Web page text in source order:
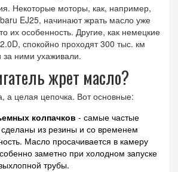
Некоторые моторы, как, например,
EJ25, начинают жрать масло уже
их особенность. Другие, как немецкие
спокойно проходят 300 тыс. км
ними ухаживали.
жрет масло?
а целая цепочка. Вот основные:
колпачков - самые частые
из резины и со временем
Масло просачивается в камеру
заметно при холодном запуске
трубы.